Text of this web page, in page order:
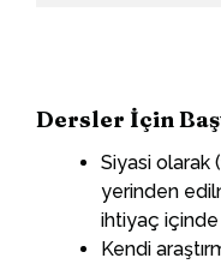
Dersler İçin
Siyasi olarak
yerinden
ihtiyaç
Kendi